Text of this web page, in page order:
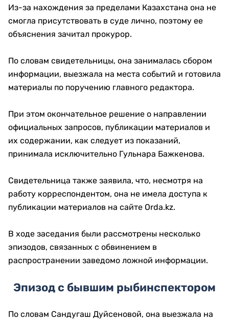
Из-за нахождения за пределами Казахстана она не
смогла присутствовать в суде лично, поэтому ее
объяснения зачитал прокурор.
По словам свидетельницы, она занималась сбором
информации, выезжала на места событий и готовила
материалы по поручению главного редактора.
При этом окончательное решение о направлении
официальных запросов, публикации материалов и
их содержании, как следует из показаний,
принимала исключительно Гульнара Бажкенова.
Свидетельница также заявила, что, несмотря на
работу корреспондентом, она не имела доступа к
публикации материалов на сайте Orda.kz.
В ходе заседания были рассмотрены несколько
эпизодов, связанных с обвинением в
распространении заведомо ложной информации.
Эпизод с бывшим рыбинспектором
По словам Сандугаш Дуйсеновой, она выезжала на